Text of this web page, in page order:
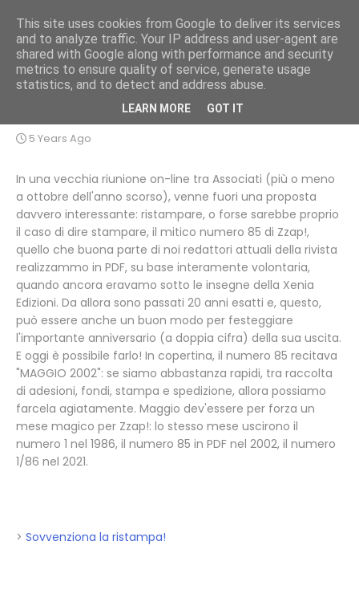
Stampiamo il numero 85!
5 Years Ago
In una vecchia riunione on-line tra Associati (più o meno
a ottobre dell'anno scorso), venne fuori una proposta
davvero interessante: ristampare, o forse sarebbe proprio
il caso di dire stampare, il mitico numero 85 di Zzap!,
quello che buona parte di noi redattori attuali della rivista
realizzammo in PDF, su base interamente volontaria,
quando ancora eravamo sotto le insegne della Xenia
Edizioni. Da allora sono passati 20 anni esatti e, questo,
può essere anche un buon modo per festeggiare
l'importante anniversario (a doppia cifra) della sua uscita.
E oggi è possibile farlo! In copertina, il numero 85 recitava
"MAGGIO 2002": se siamo abbastanza rapidi, tra raccolta
di adesioni, fondi, stampa e spedizione, allora possiamo
farcela agiatamente. Maggio dev'essere per forza un
mese magico per Zzap!: lo stesso mese uscirono il
numero 1 nel 1986, il numero 85 in PDF nel 2002, il numero
1/86 nel 2021.
> Sovvenziona la ristampa!
This site uses cookies from Google to deliver its services
and to analyze traffic. Your IP address and user-agent are
shared with Google along with performance and security
metrics to ensure quality of service, generate usage
statistics, and to detect and address abuse.
LEARN MORE GOT IT